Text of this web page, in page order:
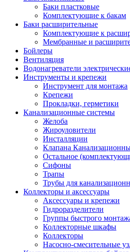
Баки пластковые
Комплектующие к бакам
Баки расширительные
Комплектующие к
Мембранные и
Бойлеры
Вентиляция
Водонагреватели
Инструменты и крепежи
Инструмент для монтажа
Крепежи
Прокладки, герметики
Канализационные системы
Желоба
Жироуловители
Инсталляции
Клапана
Остальное
Сифоны
Трапы
Трубы для
Коллекторы и аксессуары
Аксессуары и крепежи
Гидроразделители
Группы быстрого
Коллекторные шкафы
Коллекторы
Насосно-смесительные